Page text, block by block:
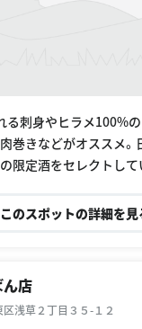
る刺身やヒラメ100%
巻きなどがオススメ。
限定酒をセレクトして
このスポットの詳細を見
店
浅草２丁目３５-１２